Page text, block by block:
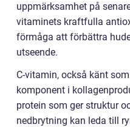
uppmärksamhet på
vitaminets kraftfulla
förmåga att förbättra
utseende.
C-vitamin, också känt
komponent i
protein som ger struktur
nedbrytning kan leda till